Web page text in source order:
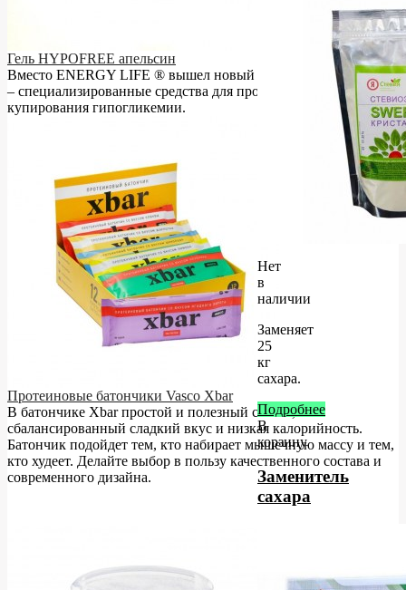
Гель HYPOFREE апельсин
Вместо ENERGY LIFE ® вышел новый продукт HYPOFREE
– cпециализированные средства для профилактики и
купирования гипогликемии.
Протеиновые батончики Vasco Xbar
В батончике Xbar простой и полезный состав,
сбалансированный сладкий вкус и низкая калорийность.
Батончик подойдет тем, кто набирает мышечную массу и тем,
кто худеет. Делайте выбор в пользу качественного состава и
современного дизайна.
Нет
в
наличии
Заменяет
25
кг
сахара.
Подробнее
В
корзину
Заменитель
сахара